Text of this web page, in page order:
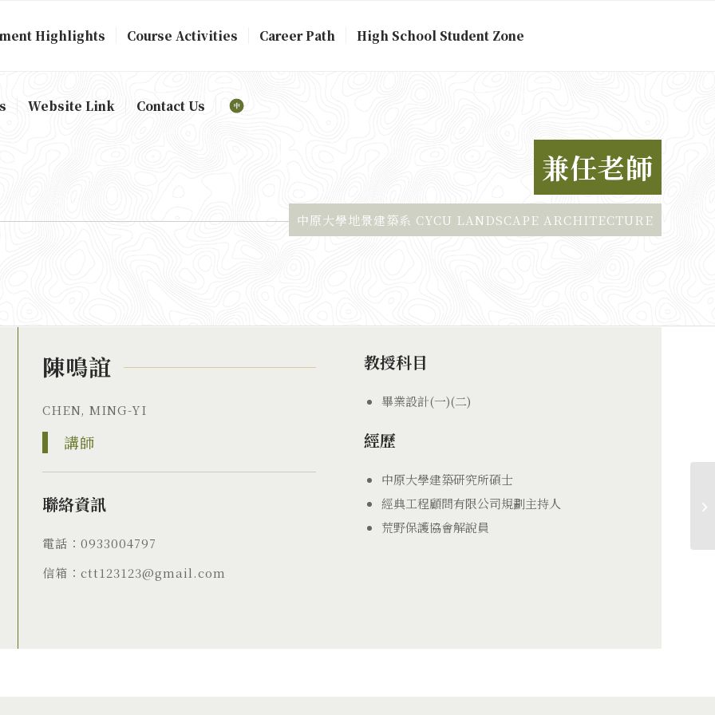
Highlights Course Activities Career Path High School Student Zone
Website Link Contact Us
兼任老師
中原大學地景建築系 CYCU LANDSCAPE ARCHITECTURE
陳鳴誼
CHEN, MING-YI
講師
聯絡資訊
電話：0933004797
信箱：ctt123123@gmail.com
教授科目
畢業設計(一)(二)
經歷
中原大學建築研究所碩士
經典工程顧問有限公司規劃主持人
荒野保護協會解說員